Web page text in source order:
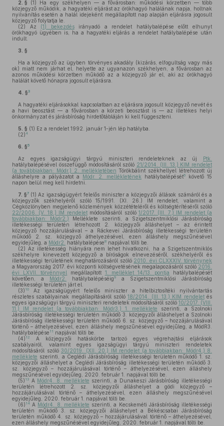
2. § (1) Ha egy székhelyen — a fővárosban: működési körzetben — több
közjegyző működik, a hagyatéki eljárást az örökhagyó halálának napja, holtnak
nyilvánítás esetén a halál idejeként megállapított nap alapján eljárásra jogosult
közjegyző folytatja le.
(2) Az (1) bekezdésirányadó a rendelet hatálybalépése előtt elhunyt
örökhagyó ügyében is, ha a hagyatéki eljárás a rendelet hatálybalépése után
indult.
3. §
Ha a közjegyző az ügyben törvényes akadály (kizárás, elfogultság vagy más
ok) miatt nem járhat el, helyette az ugyanazon székhelyen, a fővárosban az
azonos működési körzetben működő az a közjegyző jár el, aki az örökhagyó
halálát követő hónapra jogosult eljárásra.
4. §3
A hagyatéki eljárásokkal kapcsolatban az eljárásra jogosult közjegyző nevét és
a havi beosztást — a fővárosban a körzeti beosztást is — az illetékes helyi
önkormányzat és járásbíróság hirdetőtábláján ki kell függeszteni.
5. § (1) Ez a rendelet 1992. január 1-jén lép hatályba.
(2)4
6. §5
Az egyes igazságügyi tárgyú miniszteri rendeleteknek az új Ptk.
hatálybalépésével összefüggő módosításáról szóló 21/2014. (III. 13.) KIM rendelet
(a továbbiakban: Módr.) 2. mellékletében Törökbálint székhellyel létrehozott új
álláshelyre a pályázatot a Módr. 2. mellékletének hatálybalépését6
követő 15
napon belül meg kell hirdetni.
7. §7 (1) Az igazságügyért felelős miniszter a közjegyzői állások számáról és a
közjegyzők székhelyéről szóló 15/1991. (XI. 26.) IM rendelet, valamint a
Cégközlönyben megjelenő közlemények közzétételéről és költségtérítéséről szóló
22/2006. (V. 18.) IM rendeletmódosításáról szóló 1/2017. (III. 7.) IM rendelet (a
továbbiakban: Módr2.) Melléklete szerinti, a Szigetszentmiklósi Járásbíróság
illetékességi területén létrehozott 2. közjegyzői álláshelyet – az érintett
közjegyző hozzájárulásával – a Ráckevei Járásbíróság illetékességi területén
működő 2. sz. közjegyző áthelyezésével, ezen álláshely megszűnésével
egyidejűleg, a Módr2. hatálybalépése8 napjával tölti be.
(2) Az illetékesség hiányára nem lehet hivatkozni, ha a Szigetszentmiklós
székhelyre kinevezett közjegyző a bíróságok elnevezéséről, székhelyéről és
illetékességi területének meghatározásáról szóló 2010. évi CLXXXIV. törvénynek
a Magyarország 2017. évi központi költségvetésének megalapozásáról szóló 2016.
évi LXVII. törvénnyel
megállapított 1. melléklet 14/13. pontja
hatálybalépését
követően, a Módr2. hatálybalépéséig9
a Szigetszentmiklósi Járásbíróság
illetékességi területén járt el.
(3) 10
Az igazságügyért felelős miniszter a hitelbiztosítéki nyilvántartás
részletes szabályainak megállapításáról szóló18/2014. (III. 13.) KIM rendeletés
egyes igazságügyi tárgyú miniszteri rendeletek módosításáról szóló 10/2017. (VIII.
11.) IM rendelet (a továbbiakban: Módr3.) 1. melléklete szerinti, a Szolnoki
Járásbíróság illetékességi területén működő 3. közjegyzői álláshelyet a Szolnoki
Járásbíróság illetékességi területén működő 6. sz. közjegyző – hozzájárulásával
történő – áthelyezésével, ezen álláshely megszűnésével egyidejűleg, a MódR3.
hatálybalépése 11 napjával tölti be.
(4) 12
A közjegyzői hatáskörbe tartozó egyes végrehajtási eljárások
szabályairól, valamint egyes igazságügyi tárgyú miniszteri rendeletek
módosításáról szóló 30/2019. (XII. 20.) IM rendelet (a továbbiakban: Módr4.) 8.
melléklete szerinti, a Ceglédi Járásbíróság illetékességi területén működő 1. sz.
közjegyzői álláshelyet a Ceglédi Járásbíróság illetékességi területén működő 3.
sz. közjegyző – hozzájárulásával történő – áthelyezésével, ezen álláshely
megszűnésével egyidejűleg, 2020. február 1. napjával tölti be.
(5) 13 A Módr4. 8. melléklete szerinti, a Dunakeszi Járásbíróság illetékességi
területén létrehozott 2. sz. közjegyzői álláshelyet a gödi közjegyző –
hozzájárulásával történő – áthelyezésével, ezen álláshely megszűnésével
egyidejűleg, 2020. február 1. napjával tölti be.
(6) 14 A Módr4. 8. melléklete szerinti, a Kecskeméti Járásbíróság illetékességi
területén működő 3. sz. közjegyzői álláshelyet a Békéscsabai Járásbíróság
területén működő 4. sz. közjegyző – hozzájárulásával történő – áthelyezésével,
ezen álláshely megszűnésével egyidejűleg, 2020. február 1. napjával tölti be.